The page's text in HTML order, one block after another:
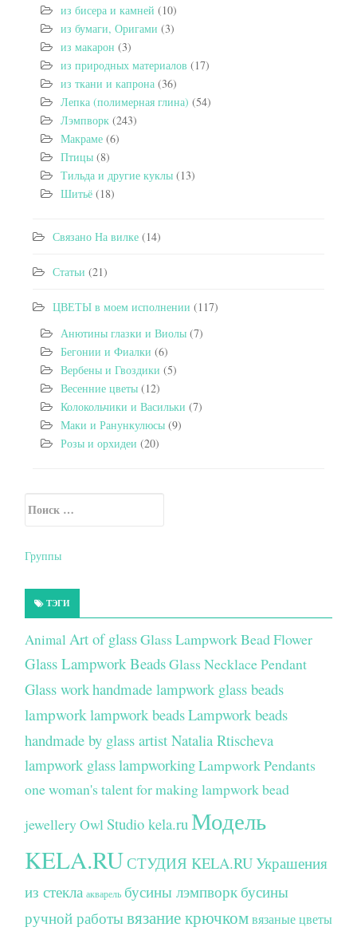
из бисера и камней (10)
из бумаги, Оригами (3)
из макарон (3)
из природных материалов (17)
из ткани и капрона (36)
Лепка (полимерная глина) (54)
Лэмпворк (243)
Макраме (6)
Птицы (8)
Тильда и другие куклы (13)
Шитьё (18)
Связано На вилке (14)
Статьи (21)
ЦВЕТЫ в моем исполнении (117)
Анютины глазки и Виолы (7)
Бегонии и Фиалки (6)
Вербены и Гвоздики (5)
Весенние цветы (12)
Колокольчики и Васильки (7)
Маки и Ранункулюсы (9)
Розы и орхидеи (20)
Secondary Sidebar
Искать:
Группы
ТЭГИ
Animal Art of glassGlass Lampwork Bead Flower
Glass Lampwork BeadsGlass Necklace Pendant
Glass workhandmade lampwork glass beads
lampwork lampwork beadsLampwork beads
handmade by glass artist Natalia Rtischeva
lampwork glasslampworkingLampwork Pendants
one woman's talent for making lampwork bead
jewelleryOwl Studio kela.ru Модель
KELA.RUСТУДИЯ KELA.RUУкрашения
из стекла акварель бусины лэмпворк бусины
ручной работывязание крючкомвязаные цветы